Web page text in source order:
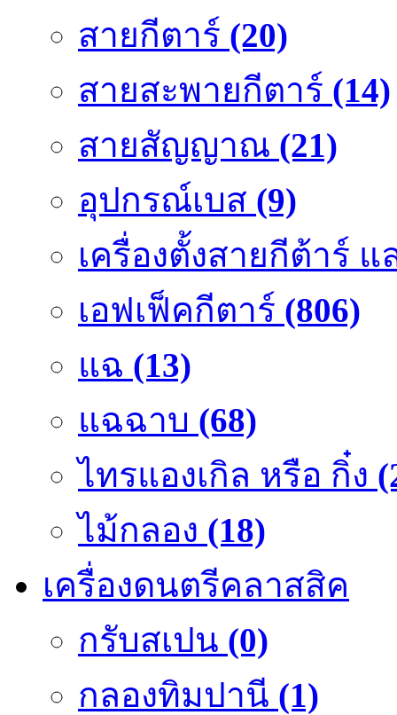
สายกีตาร์ (20)
สายสะพายกีตาร์ (14)
สายสัญญาณ (21)
อุปกรณ์เบส (9)
เครื่องตั้งสายกีต้าร์ แ
เอฟเฟ็คกีตาร์ (806)
แฉ (13)
แฉฉาบ (68)
ไทรแองเกิล หรือ กิ๋ง
ไม้กลอง (18)
เครื่องดนตรีคลาสสิค
กรับสเปน (0)
กลองทิมปานี (1)